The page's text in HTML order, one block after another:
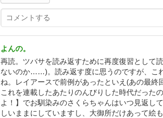
よんの。
再読。ツバサを読み返すために再度復習として
ないのか……)。読み返す度に思うのですが、こ
ね。レイアースで前例があったといえ(あの最
これを連載したあたりのんびりした時代だった
よ！】でお馴染みのさくらちゃんはいつ見返し
しいままにしていますし、大御所だけあって絵